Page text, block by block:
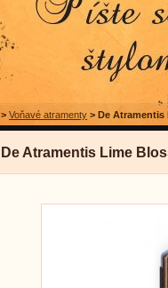
> Voňavé atramenty > De Atramentis
De Atramentis Lime